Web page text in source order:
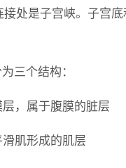
接处是子宫峡。子宫
三个结构：
层，属于腹膜的脏层
滑肌形成的肌层